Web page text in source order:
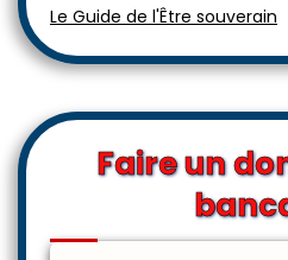
Le Guide de l'Être souverain
Faire un